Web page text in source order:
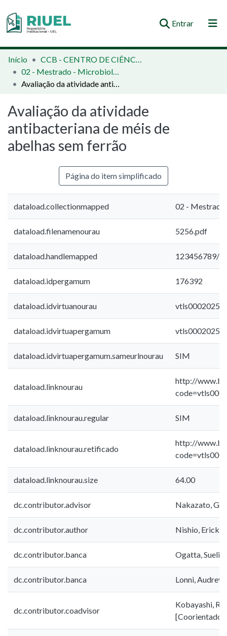
Entrar(current)
Orientações e Normas
Comunidades e Coleções
Estatísticas
Início
CCB - CENTRO DE CIÊNCIAS BIOLÓGICAS
02 - Mestrado - Microbiologia
Avaliação da atividade antibacteriana de méis de abelhas sem ferrão
Avaliação da atividade
antibacteriana de méis de
abelhas sem ferrão
Página do item simplificado
dataload.collectionmapped 02 -
dataload.filenamenourau 5256.pdf
dataload.handlemapped 123456789/
dataload.idpergamum 176392
dataload.idvirtuanourau
dataload.idvirtuapergamum
dataload.idvirtuapergamum.sameurlnourau SIM
dataload.linknourau
http://
dataload.linknourau.regular SIM
dataload.linknourau.retificado
http://
dataload.linknourau.size 64.00
dc.contributor.advisor Nakazato,
dc.contributor.author Nishio, Erick
dc.contributor.banca Ogatta, Sueli
dc.contributor.banca Lonni, Audrey
dc.contributor.coadvisor
Kobayashi,